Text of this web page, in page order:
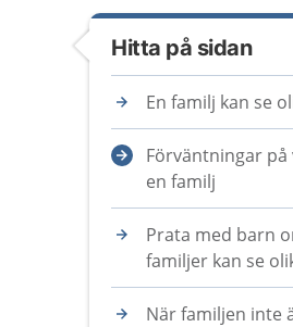
Hitta på sidan
En familj kan se
Förväntningar på
en familj
Prata med barn
familjer kan se
När familjen inte